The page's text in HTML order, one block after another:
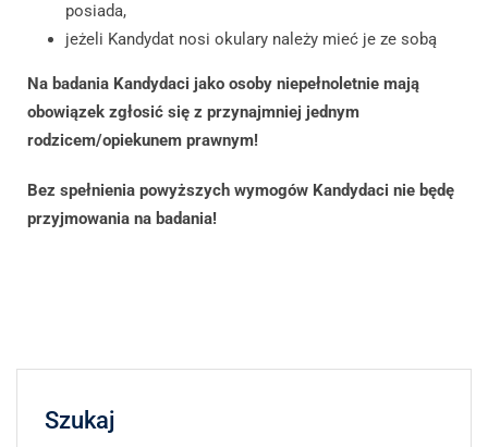
posiada,
jeżeli Kandydat nosi okulary należy mieć je ze sobą
Na badania Kandydaci jako osoby niepełnoletnie mają
obowiązek zgłosić się z przynajmniej jednym
rodzicem/opiekunem prawnym!
Bez spełnienia powyższych wymogów Kandydaci nie będę
przyjmowania na badania!
Szukaj